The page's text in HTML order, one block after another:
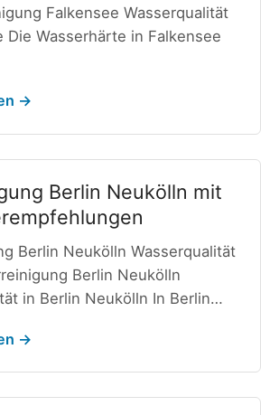
Falkensee Wasserqualität
Die Wasserhärte in Falkensee
→
Berlin Neukölln mit
Berlin Neukölln Wasserqualität
Berlin Neukölln
in Berlin Neukölln In Berlin…
→